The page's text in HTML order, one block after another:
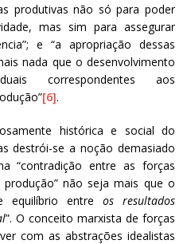
produtivas não só para poder
mas sim para assegurar
e “a apropriação dessas
nada que o desenvolvimento
correspondentes aos
[6].
histórica e social do
destrói-se a noção demasiado
“contradição entre as forças
não seja mais que o
equilíbrio entre os resultados
”. O conceito marxista de forças
com as abstrações idealistas